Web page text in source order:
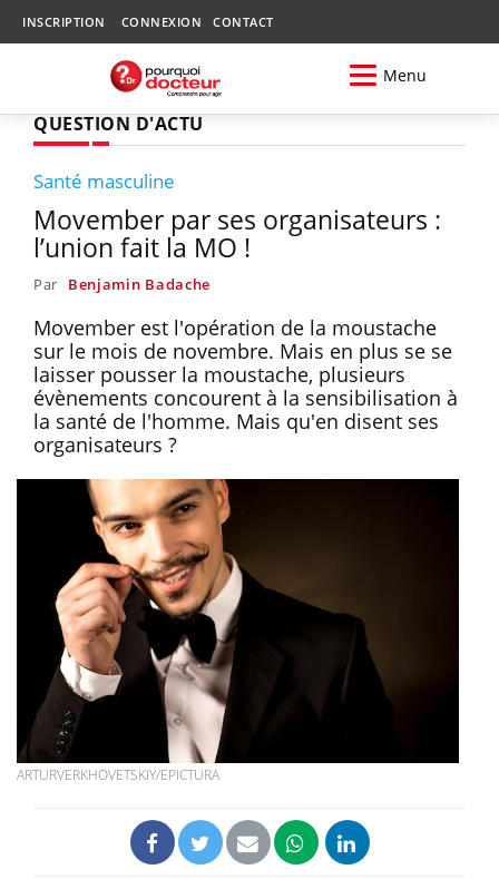
INSCRIPTION CONNEXION CONTACT
Menu
QUESTION D'ACTU
Santé masculine
Movember par ses organisateurs :
l’union fait la MO !
Par Benjamin Badache
Movember est l'opération de la moustache
sur le mois de novembre. Mais en plus se se
laisser pousser la moustache, plusieurs
évènements concourent à la sensibilisation à
la santé de l'homme. Mais qu'en disent ses
organisateurs ?
ARTURVERKHOVETSKIY/EPICTURA